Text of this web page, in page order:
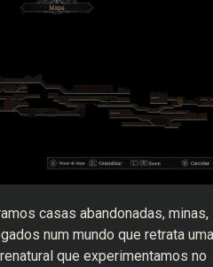
casas abandonadas, minas,
num mundo que retrata uma
que experimentamos no